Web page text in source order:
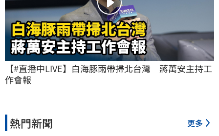
【#直播中LIVE】白海豚雨帶掃北台灣　蔣萬安主持工
作會報
熱門新聞 更多